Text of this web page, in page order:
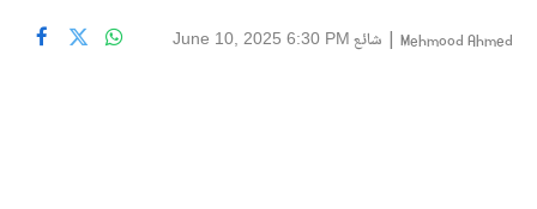
Mehmood Ahmed
| شائع June 10, 2025 6:30 PM